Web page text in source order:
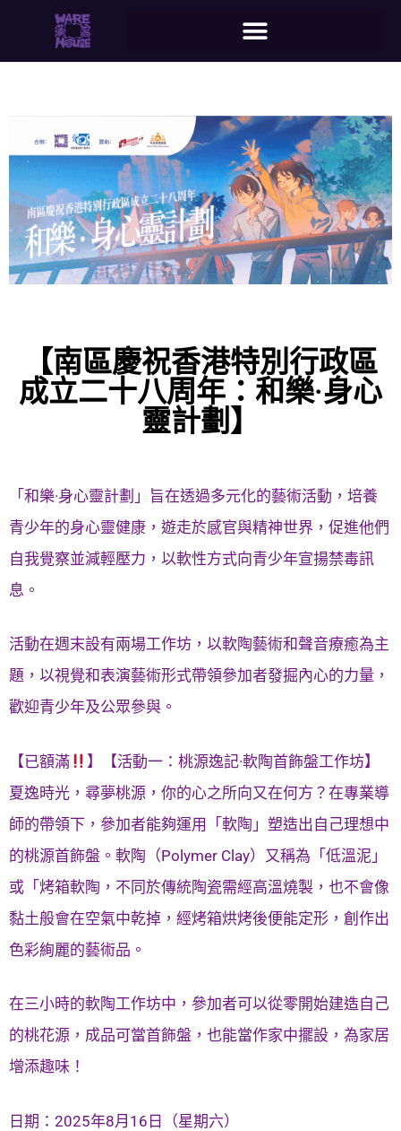
【南區慶祝香港特別行政區
成立二十八周年：和樂·身心
靈計劃】
「和樂·身心靈計劃」旨在透過多元化的藝術活動，培養
青少年的身心靈健康，遊走於感官與精神世界，促進他們
自我覺察並減輕壓力，以軟性方式向青少年宣揚禁毒訊
息。
活動在週末設有兩場工作坊，以軟陶藝術和聲音療癒為主
題，以視覺和表演藝術形式帶領參加者發掘內心的力量，
歡迎青少年及公眾參與。
【已額滿
】【活動一：桃源逸記·軟陶首飾盤工作坊】
夏逸時光，尋夢桃源，你的心之所向又在何方？在專業導
師的帶領下，參加者能夠運用「軟陶」塑造出自己理想中
的桃源首飾盤。軟陶（Polymer Clay）又稱為「低溫泥」
或「烤箱軟陶，不同於傳統陶瓷需經高溫燒製，也不會像
黏土般會在空氣中乾掉，經烤箱烘烤後便能定形，創作出
色彩絢麗的藝術品。
在三小時的軟陶工作坊中，參加者可以從零開始建造自己
的桃花源，成品可當首飾盤，也能當作家中擺設，為家居
增添趣味！
日期：2025年8月16日（星期六）